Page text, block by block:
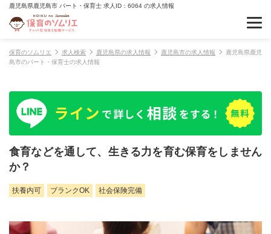
鹿児島県鹿児島市 パート・保育士 求人ID：6064 の求人情報
保育のソムリエ 求人検索 鹿児島県の求人情報 鹿児島市の求人情報
鹿児島県鹿児
島市のパート・保育士の求人情報
食育などを通して、生きる力を育む保育をしません
か？
扶養内可 ブランクOK 社会保険完備